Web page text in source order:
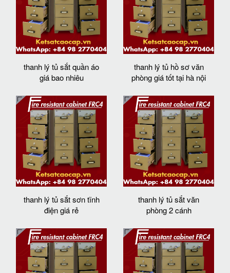
thanh lý tủ sắt quần áo
giá bao nhiêu
thanh lý tủ hồ sơ văn
phòng giá tốt tại hà nội
thanh lý tủ sắt sơn tĩnh
điện giá rẻ
thanh lý tủ sắt văn
phòng 2 cánh